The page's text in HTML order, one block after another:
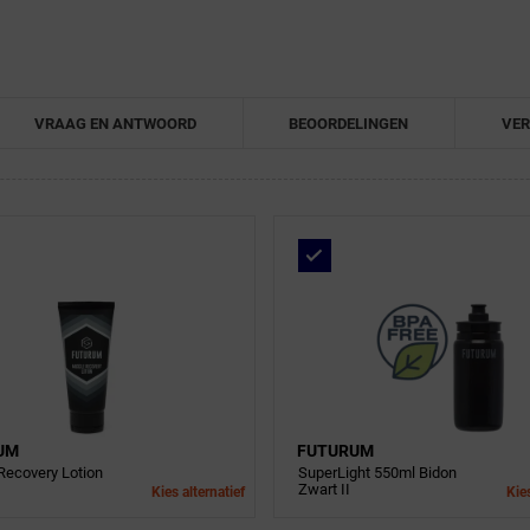
VRAAG EN ANTWOORD BEOORDELINGEN
Lotion
Kies alternatief
FUTURUM
SuperLight 550ml Bidon
Zwart II